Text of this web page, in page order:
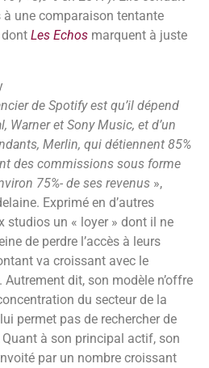
une comparaison tentante
Les Echos marquent à juste
de Spotify est qu’il dépend
Warner et Sony Music, et d’un
Merlin, qui détiennent 85%
des commissions sous forme
75%- de ses revenus »,
Exprimé en d’autres
studios un « loyer » dont il ne
de perdre l’accès à leurs
va croissant avec le
dit, son modèle n’offre
du secteur de la
permet pas de rechercher de
à son principal actif, son
par un nombre croissant